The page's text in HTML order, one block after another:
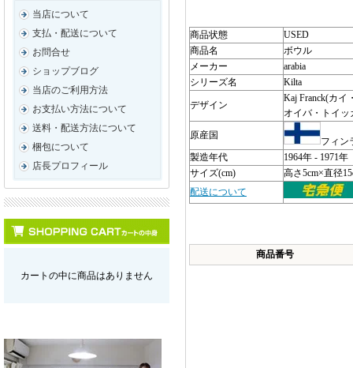
当店について
支払・配送について
お問合せ
ショップブログ
当店のご利用方法
お支払い方法について
送料・配送方法について
梱包について
店長プロフィール
カートの中に商品はありません
商品状態
USED
商品名
ボウル
メーカー
arabia
シリーズ名
Kilta
デザイン
Kaj Franck(カイ
オイバ・トイ
原産国
フィン
製造年代
1964年 - 1971年
サイズ(cm)
高さ5cm×直径
配送について
商品番号